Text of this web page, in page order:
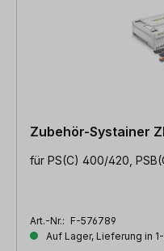
Zubehör-Systainer
für PS(C) 400/420,
Art.-Nr.: F-576789
Auf Lager, Lieferung in